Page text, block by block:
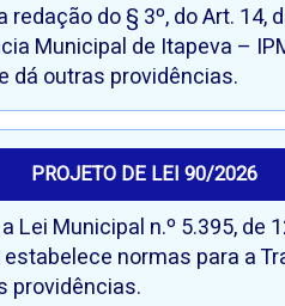
redação do § 3º, do Art.
Municipal de Itapeva –
dá outras providências.
PROJETO DE LEI 90/2026
a Lei Municipal n.º 5.395,
estabelece normas para a
providências.